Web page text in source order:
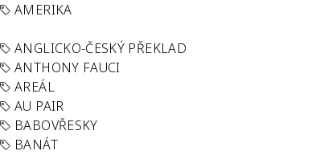
AMERIKA
ANGLICKO-ČESKÝ PŘEKLAD
ANTHONY FAUCI
AREÁL
AU PAIR
BABOVŘESKY
BANÁT